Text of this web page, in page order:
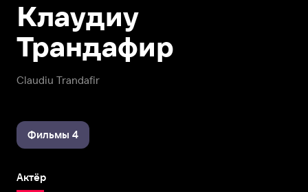
Claudiu Trandafir
Клаудиу
Трандафир
Фильмы 4
Актёр